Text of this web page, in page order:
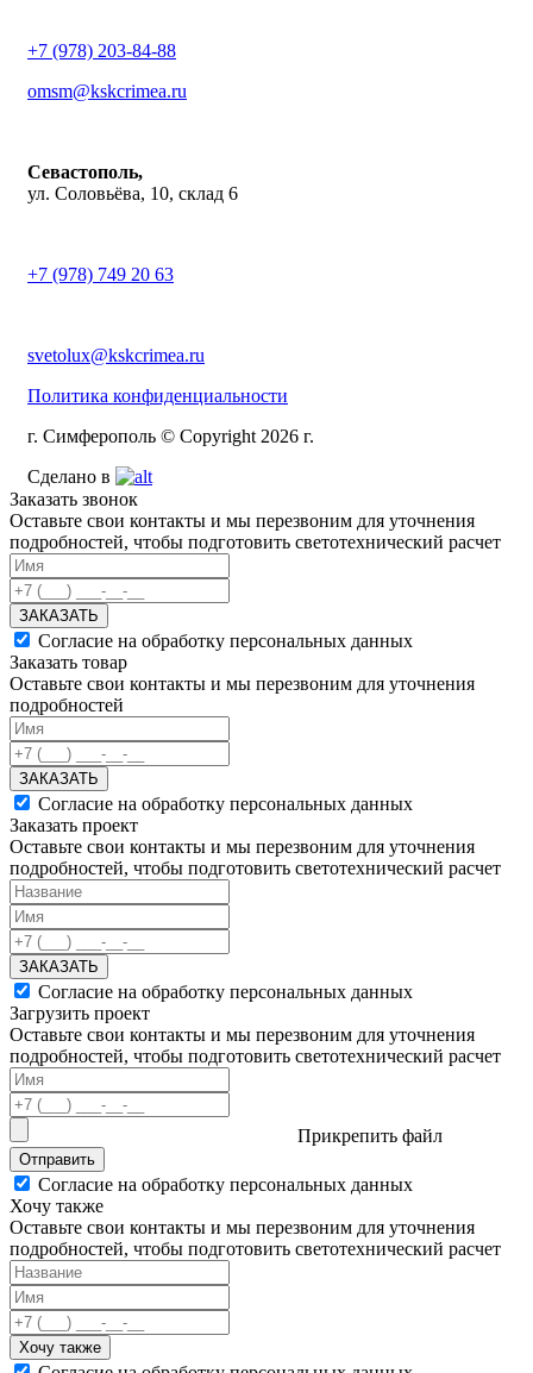
+7 (978) 203-84-88
omsm@kskcrimea.ru
Севастополь,
ул. Соловьёва, 10, склад 6
+7 (978) 749 20 63
svetolux@kskcrimea.ru
Политика конфиденциальности
г. Симферополь © Copyright 2026 г.
Сделано в
Заказать звонок
Оставьте свои контакты и мы перезвоним для уточнения
подробностей, чтобы подготовить светотехнический расчет
ЗАКАЗАТЬ
Согласие на обработку персональных данных
Заказать товар
Оставьте свои контакты и мы перезвоним для уточнения
подробностей
ЗАКАЗАТЬ
Согласие на обработку персональных данных
Заказать проект
Оставьте свои контакты и мы перезвоним для уточнения
подробностей, чтобы подготовить светотехнический расчет
ЗАКАЗАТЬ
Согласие на обработку персональных данных
Загрузить проект
Оставьте свои контакты и мы перезвоним для уточнения
подробностей, чтобы подготовить светотехнический расчет
Прикрепить файл
Отправить
Согласие на обработку персональных данных
Хочу также
Оставьте свои контакты и мы перезвоним для уточнения
подробностей, чтобы подготовить светотехнический расчет
Хочу также